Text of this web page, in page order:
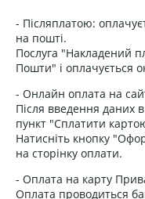
- Післяплатою:
на пошті.
Послуга "Накладений
Пошти" і оплачується
- Онлайн оплата на
Після введення даних
пункт "Сплатити
Натисніть кнопку
на сторінку оплати.
- Оплата на карту
Оплата проводиться